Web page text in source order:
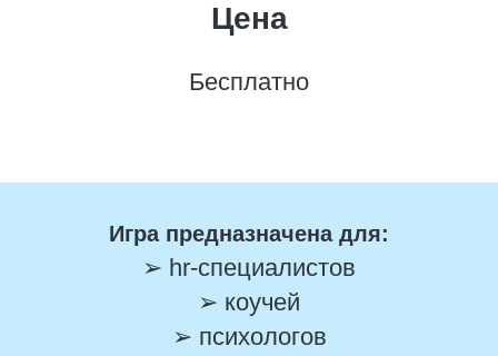
Цена
Бесплатно
Игра предназначена для:
➢ hr-специалистов
➢ коучей
➢ психологов